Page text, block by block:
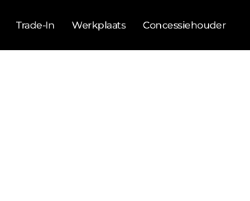
Trade-In Werkplaats Concessiehouder